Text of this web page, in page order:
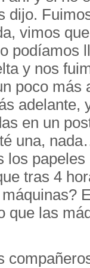
dijo.
vimos
podíamos
y nos
poco más
adelante,
en un
una,
los
tras 4
que las